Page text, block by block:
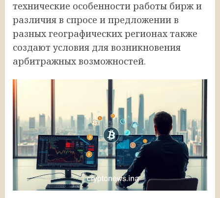
технические особенности работы бирж и
различия в спросе и предложении в
разных географических регионах также
создают условия для возникновения
арбитражных возможностей.